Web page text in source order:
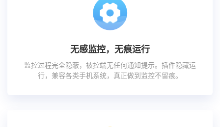
无感监控，无痕运行
监控过程完全隐蔽，被控端无任何通知提示。插件隐藏运
行，兼容各类手机系统，真正做到监控不留痕。